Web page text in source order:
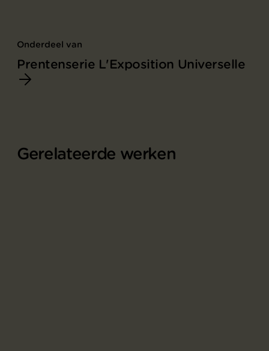
Onderdeel van
Prentenserie L'Exposition Universelle
Gerelateerde werken